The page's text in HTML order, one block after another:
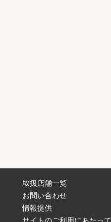
取扱店舗一覧
お問い合わせ
情報提供
サイトのご利用にあたって